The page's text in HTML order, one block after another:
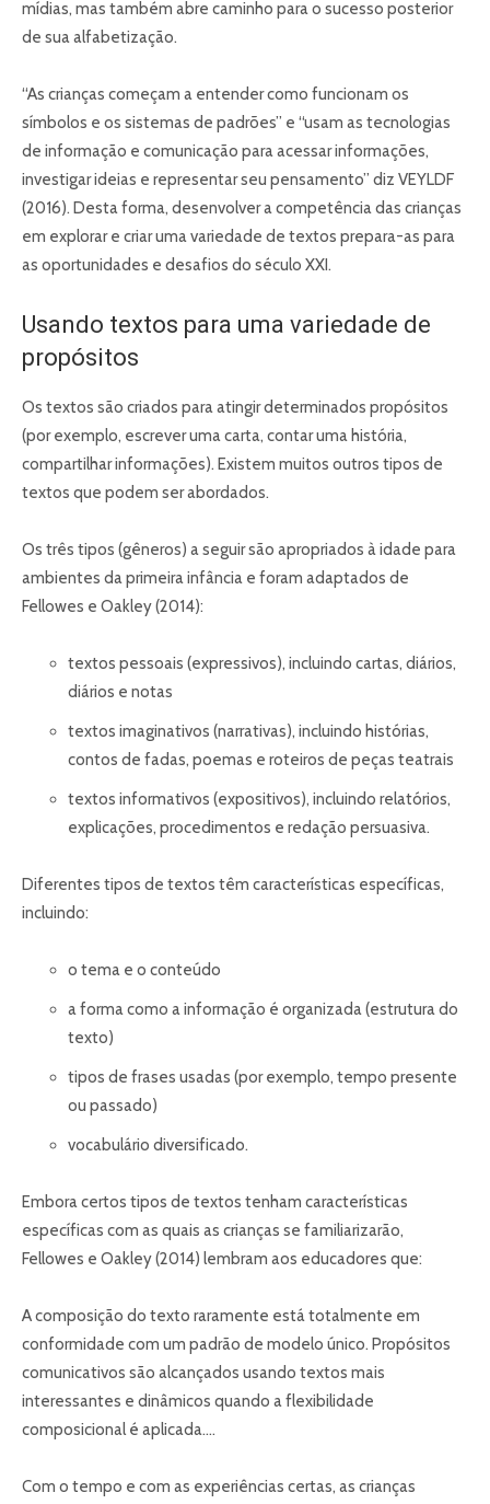
mídias, mas também abre caminho para o sucesso posterior
de sua alfabetização.
“As crianças começam a entender como funcionam os
símbolos e os sistemas de padrões” e “usam as tecnologias
de informação e comunicação para acessar informações,
investigar ideias e representar seu pensamento” diz VEYLDF
(2016). Desta forma, desenvolver a competência das crianças
em explorar e criar uma variedade de textos prepara-as para
as oportunidades e desafios do século XXI.
Usando textos para uma variedade de
propósitos
Os textos são criados para atingir determinados propósitos
(por exemplo, escrever uma carta, contar uma história,
compartilhar informações). Existem muitos outros tipos de
textos que podem ser abordados.
Os três tipos (gêneros) a seguir são apropriados à idade para
ambientes da primeira infância e foram adaptados de
Fellowes e Oakley (2014):
textos pessoais (expressivos), incluindo cartas, diários,
diários e notas
textos imaginativos (narrativas), incluindo histórias,
contos de fadas, poemas e roteiros de peças teatrais
textos informativos (expositivos), incluindo relatórios,
explicações, procedimentos e redação persuasiva.
Diferentes tipos de textos têm características específicas,
incluindo:
o tema e o conteúdo
a forma como a informação é organizada (estrutura do
texto)
tipos de frases usadas (por exemplo, tempo presente
ou passado)
vocabulário diversificado.
Embora certos tipos de textos tenham características
específicas com as quais as crianças se familiarizarão,
Fellowes e Oakley (2014) lembram aos educadores que:
A composição do texto raramente está totalmente em
conformidade com um padrão de modelo único. Propósitos
comunicativos são alcançados usando textos mais
interessantes e dinâmicos quando a flexibilidade
composicional é aplicada….
Com o tempo e com as experiências certas, as crianças